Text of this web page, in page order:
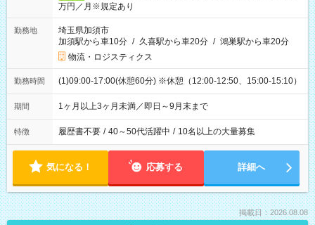
万円／月※規定あり
勤務地
埼玉県加須市
加須駅から車10分 / 久喜駅から車20分 / 鴻巣駅から車20分
物流・ロジスティクス
勤務時間 (1)09:00-17:00(休憩60分) ※休憩（12:00-12:50、15:00-15:10）
期間 1ヶ月以上3ヶ月未満／即日～9月末まで
特徴 履歴書不要 / 40～50代活躍中 / 10名以上の大量募集
気になる！ 応募する 詳細へ
掲載日：2026.08.08